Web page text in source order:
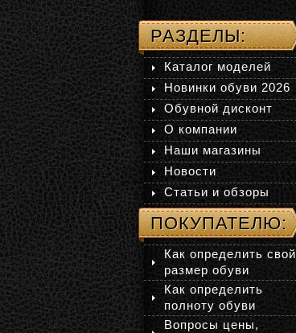
РАЗДЕЛЫ:
Каталог моделей
Новинки обуви 2026
Обувной дисконт
О компании
Наши магазины
Новости
Статьи и обзоры
ПОКУПАТЕЛЮ:
Как определить свой
размер обуви
Как определить
полноту обуви
Вопросы цены,